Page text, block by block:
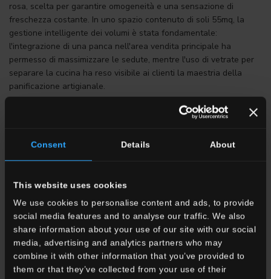
Consent Details About
This website uses cookies
We use cookies to personalise content and ads, to provide
social media features and to analyse our traffic. We also
share information about your use of our site with our social
media, advertising and analytics partners who may
combine it with other information that you’ve provided to
them or that they’ve collected from your use of their
rosa, scelta per garantire omogeneità e una sensazione di
freschezza costante. In uno spazio contenuto di soli 55mq, la
gestione intelligente dei volumi è stata fondamentale:
l'integrazione di una panca nell'area vendita principale ha
permesso di massimizzare le sedute, mentre l'uso di vetrate per
separare la cucina ha reso visibile ai clienti la maestria della
panificazione artigianale.
Il Protagonista: La Collezione Frammenti di Faetano
dalla pavimentazione, dove la collezione Frammenti di Faetano
assume un ruolo centrale. Questa linea interpreta in chiave
moderna il fascino intramontabile del terrazzo veneziano, noto
prestazioni tecniche del gres porcellanato.
"Piccole scaglie di marmo, cocci e vetro trovano nello spazio la
loro elegante composizione geometrica, creando un dialogo
visivo tra passato e futuro."
La scelta della collezione Frammenti non è casuale: la sua
texture ricca di dettagli materici si sposa armoniosamente con il